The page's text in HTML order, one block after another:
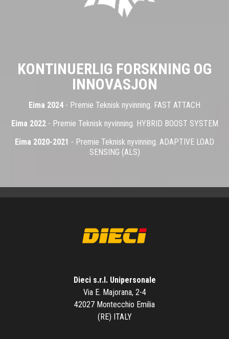
KONTINUERLIG FORSKNING OG
INNOVASJON
Eima 2024 - Premie Teknisk nyvinning. FAST ATTACH
Eima 2022- Premie Teknisk nyvinning. HYBRID BOOST SYSTEM
Eima 2020-2021 - Premie Teknisk nyvinning. ADAPTIVE LOAD
SENSING (ALS)
Dieci s.r.l. Unipersonale
Via E. Majorana, 2-4
42027 Montecchio Emilia
(RE) ITALY